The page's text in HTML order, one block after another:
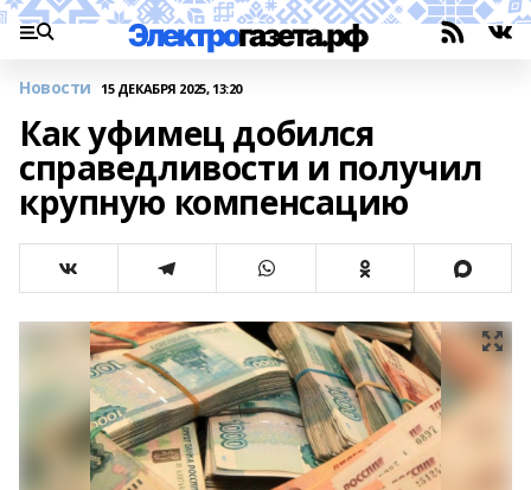
Новости 15 ДЕКАБРЯ 2025, 13:20
Как уфимец добился
справедливости и получил
крупную компенсацию